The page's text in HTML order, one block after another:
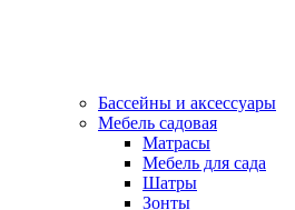
Бассейны и аксессуары
Мебель садовая
Матрасы
Мебель для сада
Шатры
Зонты